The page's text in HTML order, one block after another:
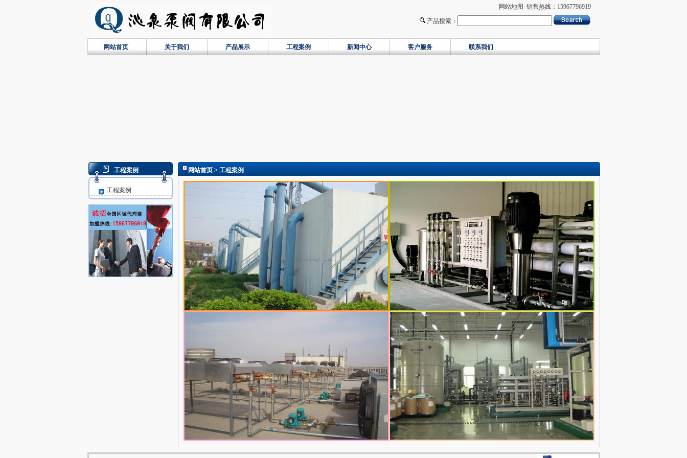
网站地图 销售热线：15967796919
产品搜索：
网站首页 关于我们 产品展示 工程案例 新闻中心 客户服务 联系我们
工程案例
工程案例
网站首页> 工程案例